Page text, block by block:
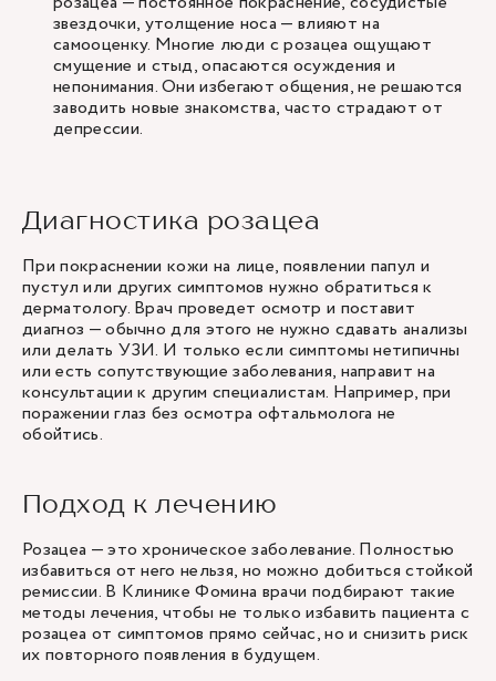
звездочки, утолщение носа — влияют на
самооценку. Многие люди с розацеа ощущают
смущение и стыд, опасаются осуждения и
непонимания. Они избегают общения, не решаются
заводить новые знакомства, часто страдают от
депрессии.
Диагностика розацеа
При покраснении кожи на лице, появлении папул и
пустул или других симптомов нужно обратиться к
дерматологу. Врач проведет осмотр и поставит
диагноз — обычно для этого не нужно сдавать анализы
или делать УЗИ. И только если симптомы нетипичны
или есть сопутствующие заболевания, направит на
консультации к другим специалистам. Например, при
поражении глаз без осмотра офтальмолога не
обойтись.
Подход к лечению
Розацеа — это хроническое заболевание. Полностью
избавиться от него нельзя, но можно добиться стойкой
ремиссии. В Клинике Фомина врачи подбирают такие
методы лечения, чтобы не только избавить пациента с
розацеа от симптомов прямо сейчас, но и снизить риск
их повторного появления в будущем.